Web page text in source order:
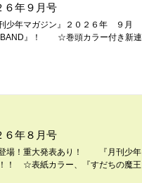
６年９月号
少年マガジン』２０２６年 ９月
BAND』！ ☆巻頭カラー付き新連
６年８月号
登場！重大発表あり！ 『月刊少年
！ ☆表紙カラー、『すだちの魔王